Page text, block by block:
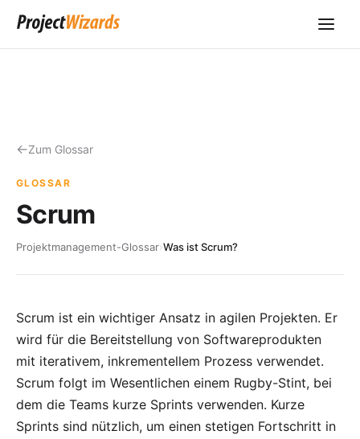
Zum Glossar
GLOSSAR
Scrum
Projektmanagement-Glossar›Was ist Scrum?
Scrum ist ein wichtiger Ansatz in agilen Projekten. Er
wird für die Bereitstellung von Softwareprodukten
mit iterativem, inkrementellem Prozess verwendet.
Scrum folgt im Wesentlichen einem Rugby-Stint, bei
dem die Teams kurze Sprints verwenden. Kurze
Sprints sind nützlich, um einen stetigen Fortschritt in